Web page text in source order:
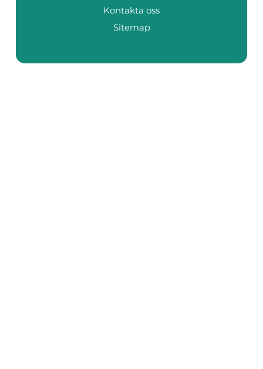
Kontakta oss
Sitemap